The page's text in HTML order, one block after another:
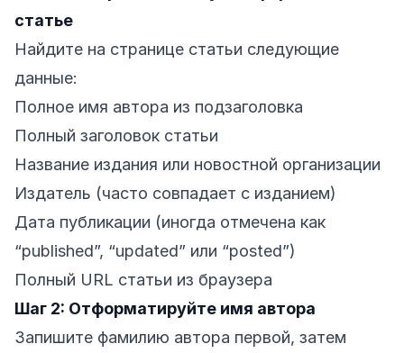
статье
Найдите на странице статьи следующие
данные:
Полное имя автора из подзаголовка
Полный заголовок статьи
Название издания или новостной организации
Издатель (часто совпадает с изданием)
Дата публикации (иногда отмечена как
“published”, “updated” или “posted”)
Полный URL статьи из браузера
Шаг 2: Отформатируйте имя автора
Запишите фамилию автора первой, затем